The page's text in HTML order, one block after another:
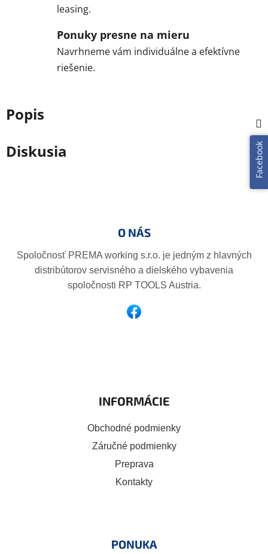
leasing.
Ponuky presne na mieru
Navrhneme vám individuálne a efektívne
riešenie.
Popis
Diskusia
O NÁS
Spoločnosť PREMA working s.r.o. je jedným z hlavných
distribútorov servisného a dielského vybavenia
spoločnosti RP TOOLS Austria.
INFORMÁCIE
Obchodné podmienky
Záručné podmienky
Preprava
Kontakty
PONUKA
Facebook